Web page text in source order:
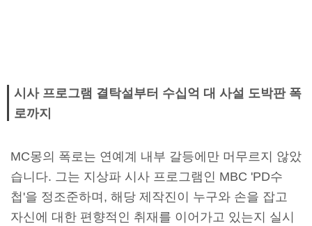
시사 프로그램 결탁설부터 수십억 대 사설 도박판 폭
로까지
MC몽의 폭로는 연예계 내부 갈등에만 머무르지 않았
습니다. 그는 지상파 시사 프로그램인 MBC 'PD수
첩'을 정조준하며, 해당 제작진이 누구와 손을 잡고
자신에 대한 편향적인 취재를 이어가고 있는지 실시